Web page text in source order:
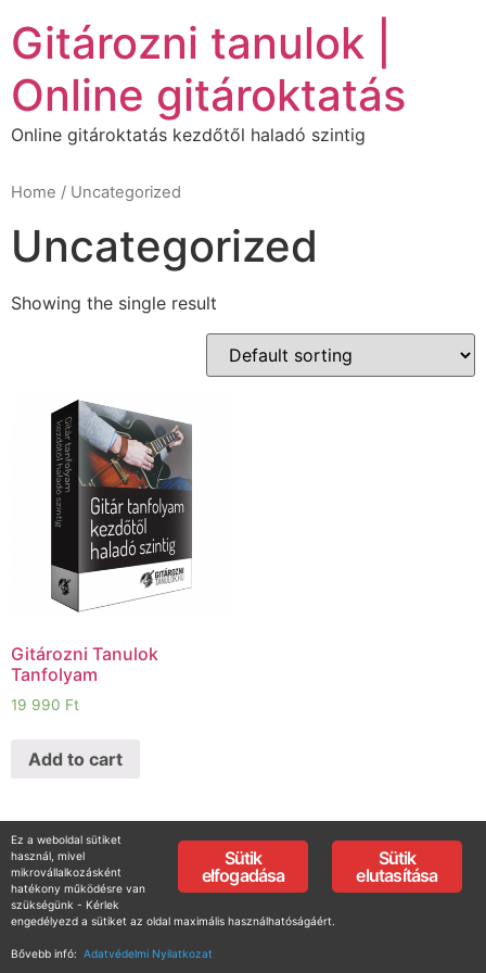
tartalomhoz
Gitározni tanulok |
Online gitároktatás
Online gitároktatás kezdőtől haladó szintig
Home / Uncategorized
Uncategorized
Showing the single result
Gitározni Tanulok
Tanfolyam
19 990 Ft
Add to cart
Sütik
elutasítása
Sütik
elfogadása
Ez a weboldal sütiket
használ, mivel
mikrovállalkozásként
hatékony működésre van
szükségünk - Kérlek
engedélyezd a sütiket az oldal maximális használhatóságáért.
Bővebb infó: Adatvédelmi Nyilatkozat